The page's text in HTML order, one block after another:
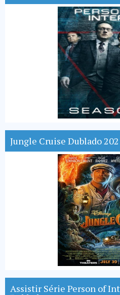
Jungle Cruise Dublado
Assistir Série Person of